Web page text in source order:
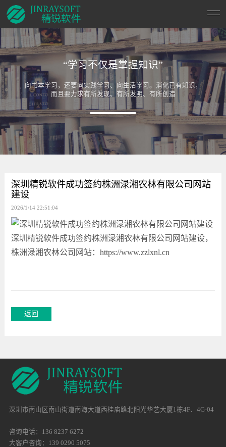
“学习不仅是掌握知识”
向书本学习，还要向实践学习、向生活学习。消化已有知识，
而且要力求有所发现、有所发明、有所创造
深圳精锐软件成功签约株洲渌湘农林有限公司网站
建设
2026/1/14 22:51:04
深圳精锐软件成功签约株洲渌湘农林有限公司网站建设，
株洲渌湘农林公司网站： https://www.zzlxnl.cn
深圳市南山区南山街道南海大道西桂庙路北阳光华艺大厦1栋4F、4G-04
咨询电话：136 8237 6272
大客户咨询：139 0290 5075